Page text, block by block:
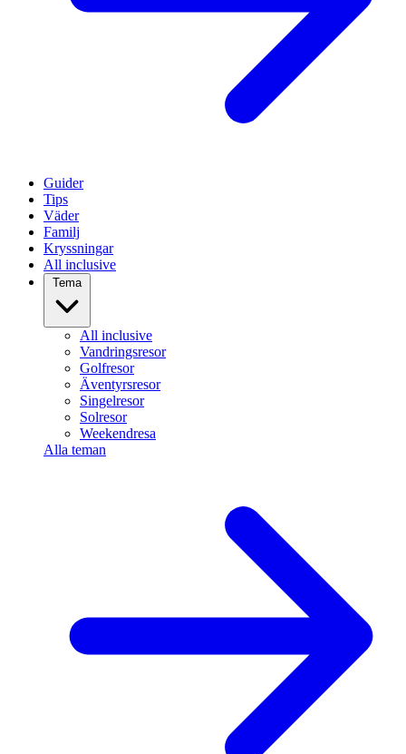
Guider
Tips
Väder
Familj
Kryssningar
All inclusive
Tema
All inclusive
Vandringsresor
Golfresor
Äventyrsresor
Singelresor
Solresor
Weekendresa
Alla teman